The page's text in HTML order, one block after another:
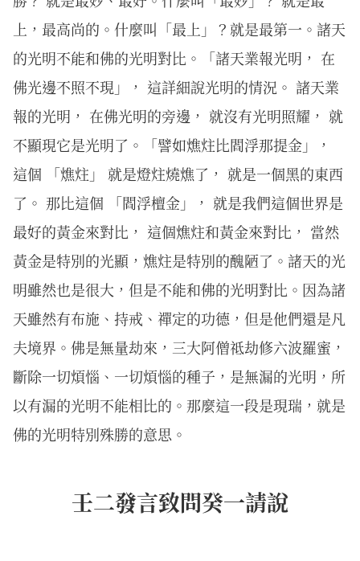
上，最高尚的。什麼叫「最上」？就是最第一。諸天
的光明不能和佛的光明對比。「諸天業報光明， 在
佛光邊不照不現」， 這詳細說光明的情況。 諸天業
報的光明， 在佛光明的旁邊， 就沒有光明照耀， 就
不顯現它是光明了。「譬如燋炷比閻浮那提金」，
這個 「燋炷」 就是燈炷燒燋了， 就是一個黑的東西
了。 那比這個 「閻浮檀金」， 就是我們這個世界是
最好的黃金來對比， 這個燋炷和黃金來對比， 當然
黃金是特別的光顯，燋炷是特別的醜陋了。諸天的光
明雖然也是很大，但是不能和佛的光明對比。因為諸
天雖然有布施、持戒、禪定的功德，但是他們還是凡
夫境界。佛是無量劫來，三大阿僧祗劫修六波羅蜜，
斷除一切煩惱、一切煩惱的種子，是無漏的光明，所
以有漏的光明不能相比的。那麼這一段是現瑞，就是
佛的光明特別殊勝的意思。
壬二發言致問癸一請說